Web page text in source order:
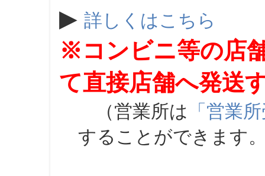
▶ 詳しくはこちら
※コンビニ等の店
て直接店舗へ発送
（営業所は 「営業
することができます